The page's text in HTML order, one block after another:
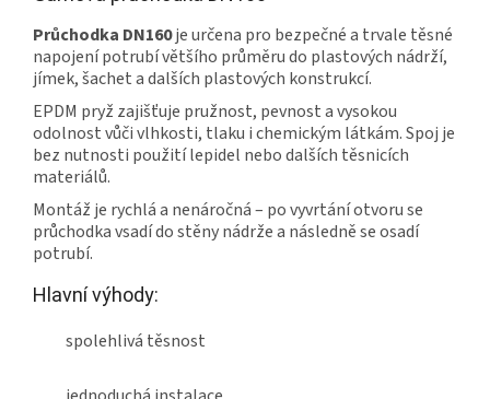
Průchodka DN160je určena pro bezpečné a trvale těsné
napojení potrubí většího průměru do plastových nádrží,
jímek, šachet a dalších plastových konstrukcí.
EPDM pryž zajišťuje pružnost, pevnost a vysokou
odolnost vůči vlhkosti, tlaku i chemickým látkám. Spoj je
bez nutnosti použití lepidel nebo dalších těsnicích
materiálů.
Montáž je rychlá a nenáročná – po vyvrtání otvoru se
průchodka vsadí do stěny nádrže a následně se osadí
potrubí.
Hlavní výhody:
spolehlivá těsnost